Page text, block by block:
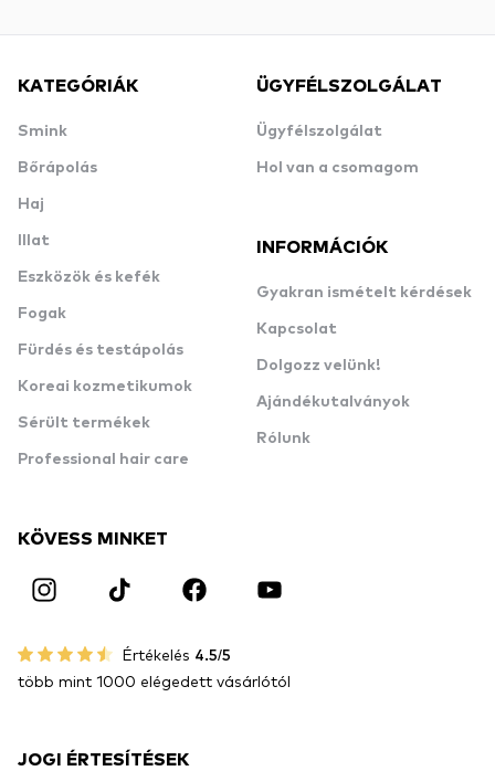
KATEGÓRIÁK
Smink
Bőrápolás
Haj
Illat
Eszközök és kefék
Fogak
Fürdés és testápolás
Koreai kozmetikumok
Sérült termékek
Professional hair care
ÜGYFÉLSZOLGÁLAT
Ügyfélszolgálat
Hol van a csomagom
INFORMÁCIÓK
Gyakran ismételt kérdések
Kapcsolat
Dolgozz velünk!
Ajándékutalványok
Rólunk
KÖVESS MINKET
Értékelés 4.5/5
több mint 1000 elégedett vásárlótól
JOGI ÉRTESÍTÉSEK